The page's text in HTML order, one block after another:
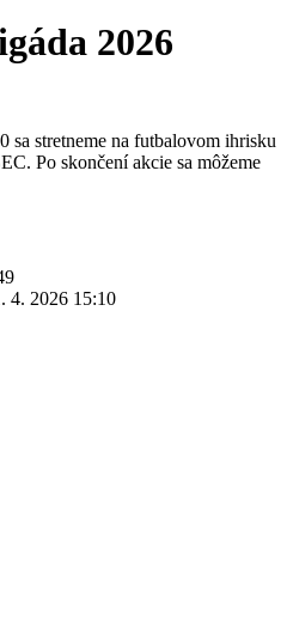
2026
sa stretneme na futbalovom ihrisku
Po skončení akcie sa môžeme
4. 2026 15:10